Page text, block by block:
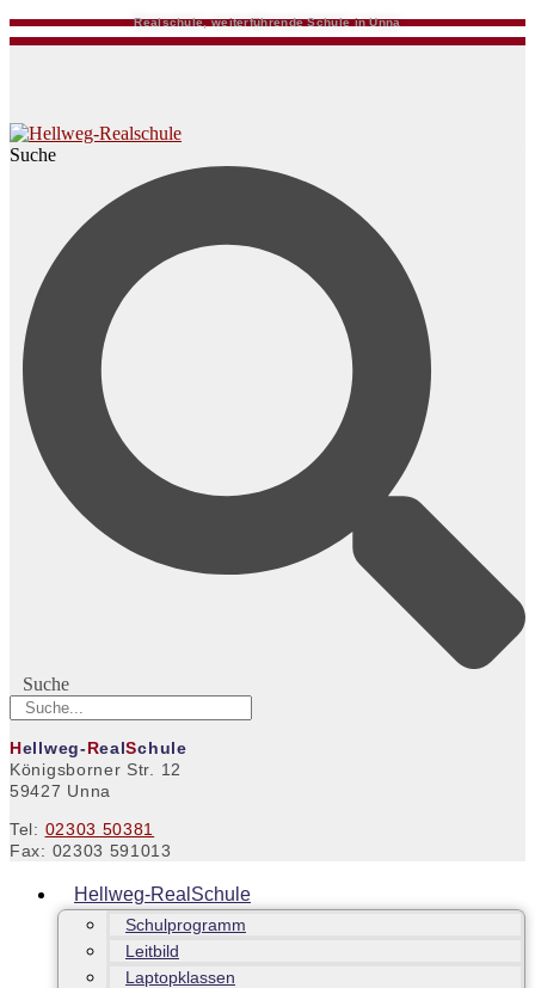
Realschule, weiterführende Schule in Unna
Suche
Suche
Hellweg-RealSchule
Königsborner Str. 12
59427 Unna
Tel: 02303 50381
Fax: 02303 591013
Hellweg-RealSchule
Schulprogramm
Leitbild
Laptopklassen